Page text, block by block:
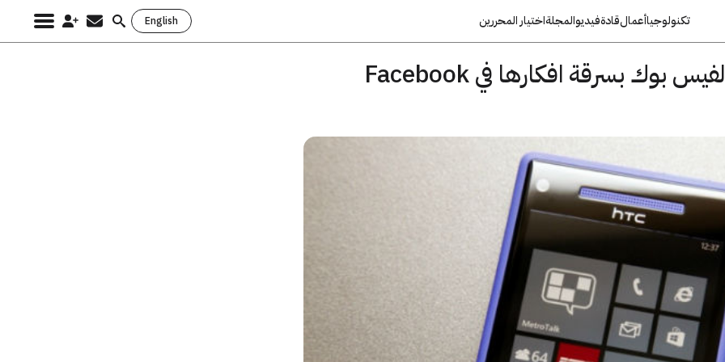
تكنولوجياأعمالقادةفيديوالمجلةاختيار المحررين English
Search
مايكروسوفت تتهم الفيس بوك بسرقة افكارها في Facebook